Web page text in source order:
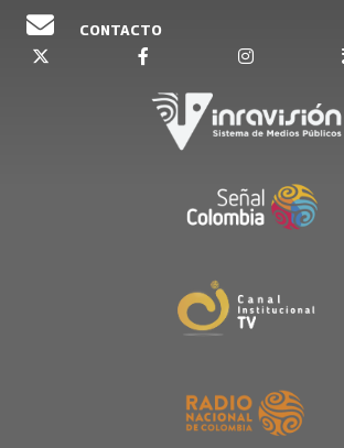
CONTACTO